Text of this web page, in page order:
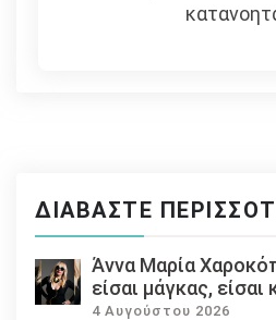
ΔΙΑΒΆΣΤΕ
Άννα Μαρία
είσαι μάγκας, είσαι
4 Αυγούστου 2026